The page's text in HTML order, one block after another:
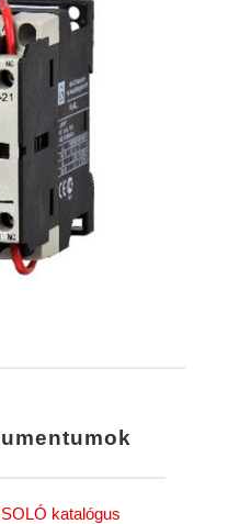
katalógus